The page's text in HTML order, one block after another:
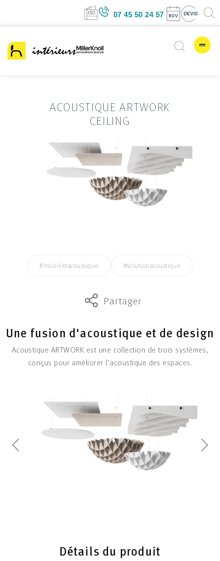
07 45 50 24 57
ACOUSTIQUE ARTWORK
CEILING
#mobilieracoustique #solutionacoustique
Partager
Une fusion d'acoustique et de design
Acoustique ARTWORK est une collection de trois systèmes,
conçus pour améliorer l’acoustique des espaces.
Détails du produit